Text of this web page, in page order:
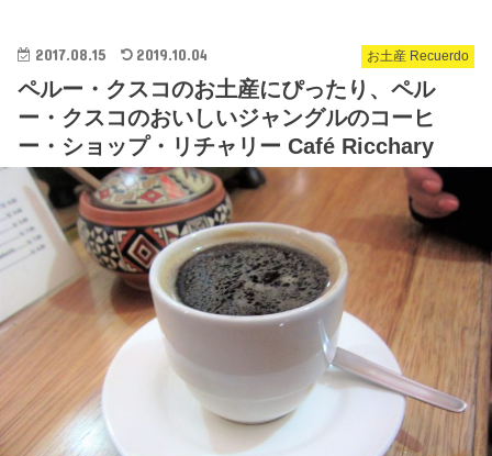
お土産 Recuerdo
2017.08.15 2019.10.04
ペルー・クスコのお土産にぴったり、ペル
ー・クスコのおいしいジャングルのコーヒ
ー・ショップ・リチャリー Café Ricchary